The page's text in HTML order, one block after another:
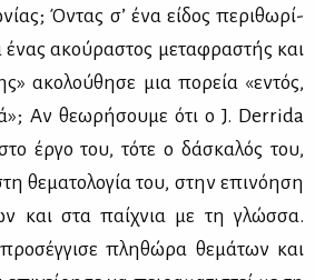
Όντας σ’ ένα εί­δος πε­ρι­θω­ρί­
ένας ακού­ρα­στος με­τα­φρα­στής και
ακο­λού­θη­σε μια πο­ρεία «εντός,
Αν θε­ω­ρή­σου­με ότι ο J. Derrida
έρ­γο του, τό­τε ο δά­σκα­λός του,
θε­μα­το­λο­γία του, στην επι­νό­η­ση
και στα παί­χνια με τη γλώσ­σα.
πλη­θώ­ρα θε­μά­των και